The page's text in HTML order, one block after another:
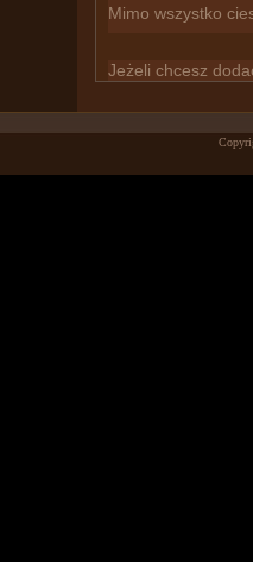
Mimo wszystko
Jeżeli chcesz